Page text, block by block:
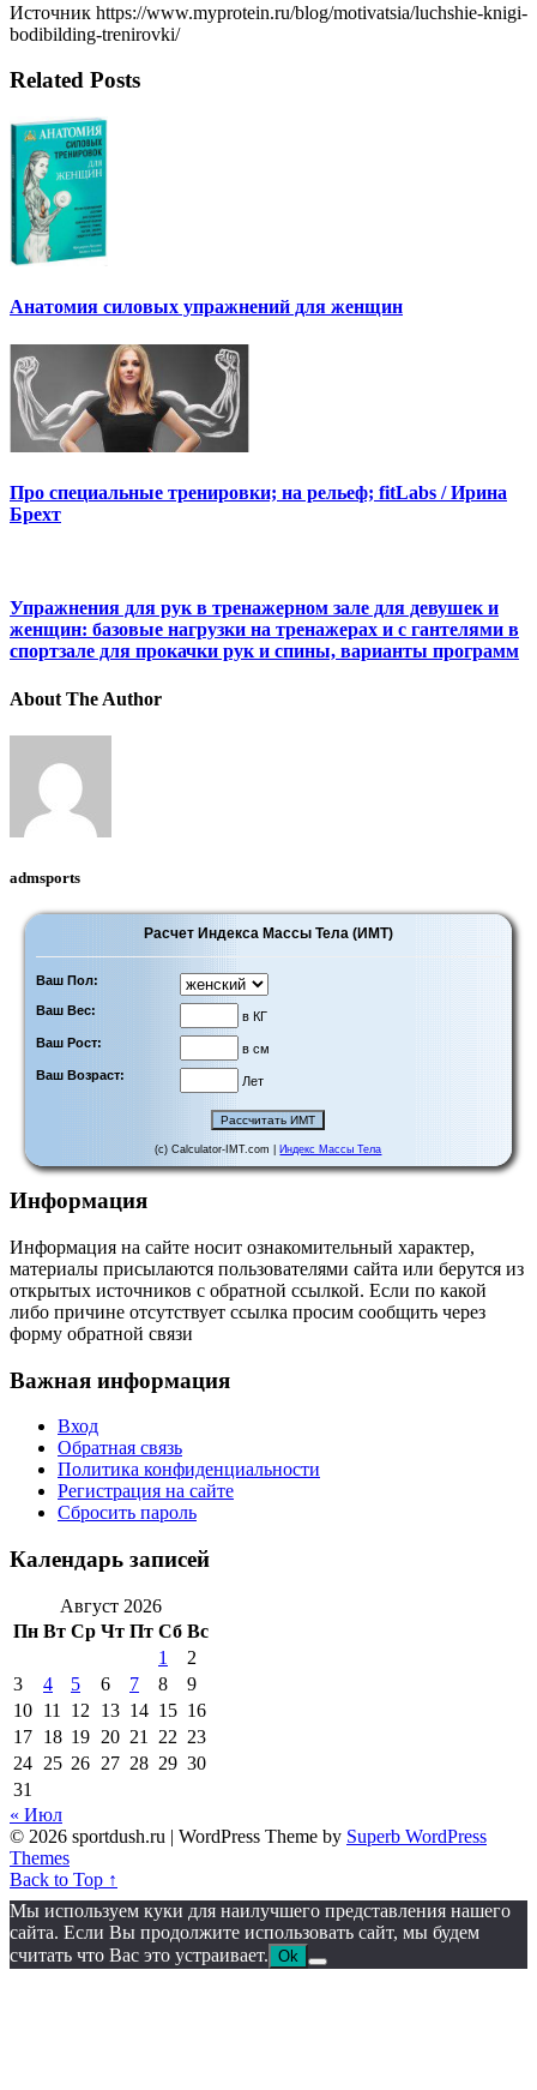
Источник https://www.myprotein.ru/blog/motivatsia/luchshie-knigi-
bodibilding-trenirovki/
Related Posts
Анатомия силовых упражнений для женщин
Про специальные тренировки; на рельеф; fitLabs / Ирина
Брехт
Упражнения для рук в тренажерном зале для девушек и
женщин: базовые нагрузки на тренажерах и с гантелями в
спортзале для прокачки рук и спины, варианты программ
About The Author
admsports
Расчет Индекса Массы Тела (ИМТ)
Ваш Пол:
Ваш Вес:
в КГ
Ваш Рост:
в см
Ваш Возраст:
Лет
(c) Calculator-IMT.com | Индекс Массы Тела
Информация
Информация на сайте носит ознакомительный характер,
материалы присылаются пользователями сайта или берутся из
открытых источников с обратной ссылкой. Если по какой
либо причине отсутствует ссылка просим сообщить через
форму обратной связи
Важная информация
Вход
Обратная связь
Политика конфиденциальности
Регистрация на сайте
Сбросить пароль
Календарь записей
Август 2026
Пн Вт Ср Чт Пт Сб Вс
1
2
3
4 5 6 7 8
9
10 11 12 13 14 15 16
17 18 19 20 21 22 23
24 25 26 27 28 29 30
31
« Июл
© 2026 sportdush.ru | WordPress Theme by Superb WordPress
Themes
Back to Top ↑
Мы используем куки для наилучшего представления нашего
сайта. Если Вы продолжите использовать сайт, мы будем
считать что Вас это устраивает. Ok